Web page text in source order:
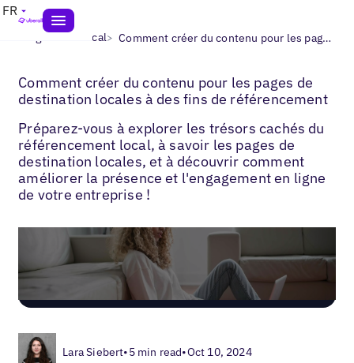
FR
Blogs> SEO local> Comment créer du contenu pour les pages de destination locales à des fins de référencement
Comment créer du contenu pour les pages de
destination locales à des fins de référencement
Préparez-vous à explorer les trésors cachés du
référencement local, à savoir les pages de
destination locales, et à découvrir comment
améliorer la présence et l'engagement en ligne
de votre entreprise !
Lara Siebert•5 min read•Oct 10, 2024